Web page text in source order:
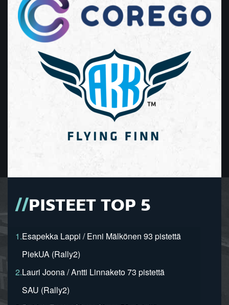
PISTEET TOP 5
1.Esapekka Lappi / Enni Mälkönen 93 pistettä
PiekUA (Rally2)
2.Lauri Joona / Antti Linnaketo 73 pistettä
SAU (Rally2)